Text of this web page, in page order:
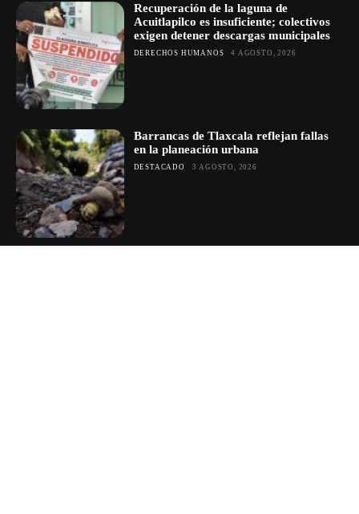
Recuperación de la laguna de
Acuitlapilco es insuficiente; colectivos
exigen detener descargas municipales
DERECHOS HUMANOS 4 AGOSTO, 2026
Barrancas de Tlaxcala reflejan fallas
en la planeación urbana
DESTACADO 3 AGOSTO, 2026